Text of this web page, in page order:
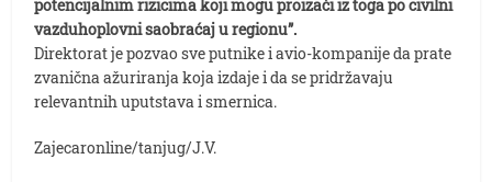
potencijalnim rizicima koji mogu proizaći iz toga po civilni
vazduhoplovni saobraćaj u regionu”.
Direktorat je pozvao sve putnike i avio-kompanije da prate
zvanična ažuriranja koja izdaje i da se pridržavaju
relevantnih uputstava i smernica.
Zajecaronline/tanjug/J.V.